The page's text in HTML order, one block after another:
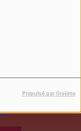
Propulsé par Orejime